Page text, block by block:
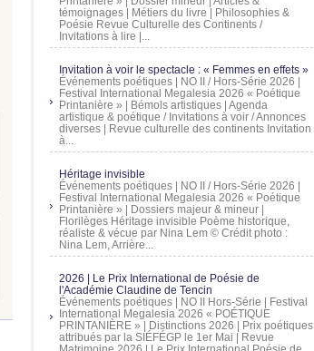
témoignages | Métiers du livre | Philosophies &
Poésie Revue Culturelle des Continents /
Invitations à lire |...
Invitation à voir le spectacle : « Femmes en effets »
Événements poétiques | NO II / Hors-Série 2026 |
Festival International Megalesia 2026 « Poétique
Printanière » | Bémols artistiques | Agenda
artistique & poétique / Invitations à voir / Annonces
diverses | Revue culturelle des continents Invitation
à...
Héritage invisible
Événements poétiques | NO II / Hors-Série 2026 |
Festival International Megalesia 2026 « Poétique
Printanière » | Dossiers majeur & mineur |
Florilèges Héritage invisible Poème historique,
réaliste & vécue par Nina Lem © Crédit photo :
Nina Lem, Arrière...
2026 | Le Prix International de Poésie de
l'Académie Claudine de Tencin
Événements poétiques | NO II Hors-Série | Festival
International Megalesia 2026 « POÉTIQUE
PRINTANIÈRE » | Distinctions 2026 | Prix poétiques
attribués par la SIÉFÉGP le 1er Mai | Revue